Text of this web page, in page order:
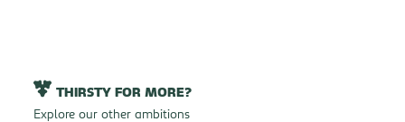
THIRSTY FOR MORE?
Explore our other ambitions